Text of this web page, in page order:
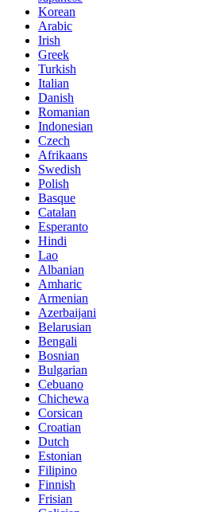
Korean
Arabic
Irish
Greek
Turkish
Italian
Danish
Romanian
Indonesian
Czech
Afrikaans
Swedish
Polish
Basque
Catalan
Esperanto
Hindi
Lao
Albanian
Amharic
Armenian
Azerbaijani
Belarusian
Bengali
Bosnian
Bulgarian
Cebuano
Chichewa
Corsican
Croatian
Dutch
Estonian
Filipino
Finnish
Frisian